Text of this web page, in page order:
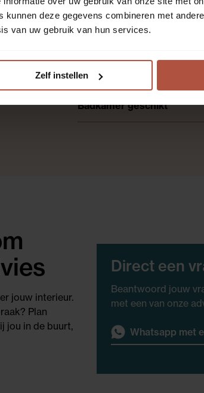
deze gegevens combineren met
van uw gebruik van hun services.
Zelf instellen
Levertermijn
Transparantie
Badkamer geschikt
jouw interieur.
Plan
jou in de buurt,
Direct een
Beantwoord jouw
met een van onze
Whatsapp met